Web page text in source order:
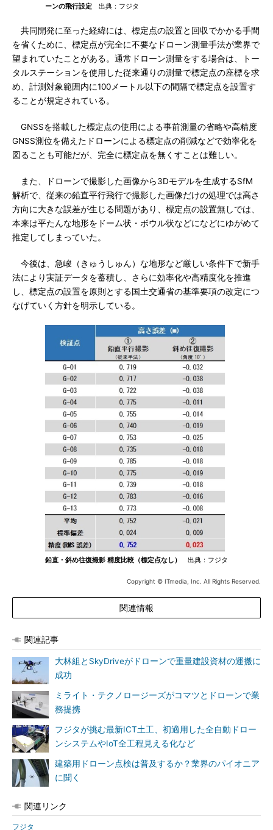
ーンの飛行設定 出典：フジタ
共同開発に至った経緯には、標定点の設置と回収でかかる手間
を省くために、標定点が完全に不要なドローン測量手法が業界で
望まれていたことがある。通常ドローン測量をする場合は、トー
タルステーションを使用した従来通りの測量で標定点の座標を求
め、計測対象範囲内に100メートル以下の間隔で標定点を設置す
ることが規定されている。
GNSSを搭載した標定点の使用による事前測量の省略や高精度
GNSS測位を備えたドローンによる標定点の削減などで効率化を
図ることも可能だが、完全に標定点を無くすことは難しい。
また、ドローンで撮影した画像から3Dモデルを生成するSfM
解析で、従来の鉛直平行飛行で撮影した画像だけの処理では高さ
方向に大きな誤差が生じる問題があり、標定点の設置無しでは、
本来は平たんな地形をドーム状・ボウル状などになどにゆがめて
推定してしまっていた。
今後は、急峻（きゅうしゅん）な地形など厳しい条件下で新手
法により実証データを蓄積し、さらに効率化や高精度化を推進
し、標定点の設置を原則とする国土交通省の基準要項の改定につ
なげていく方針を明示している。
鉛直・斜め往復撮影 精度比較（標定点なし） 出典：フジタ
Copyright © ITmedia, Inc. All Rights Reserved.
関連情報
関連記事
大林組とSkyDriveがドローンで重量建設資材の運搬に
成功
ミライト・テクノロージーズがコマツとドローンで業
務提携
フジタが挑む最新ICT土工、初適用した全自動ドロー
ンシステムやIoT全工程見える化など
建築用ドローン点検は普及するか？業界のパイオニア
に聞く
関連リンク
フジタ